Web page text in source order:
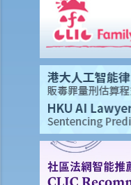
G. 针对发卡银行的投诉
1. 甚么是财务中介？
2. 不良财务中介公司的行骗
3. 进一步资料及投诉
收数公司
1. 什么是收数公司？
2. 非法收债活动
3. 如何应付收数公司？